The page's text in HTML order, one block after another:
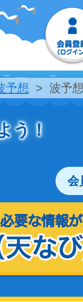
予想 波予
う！
会